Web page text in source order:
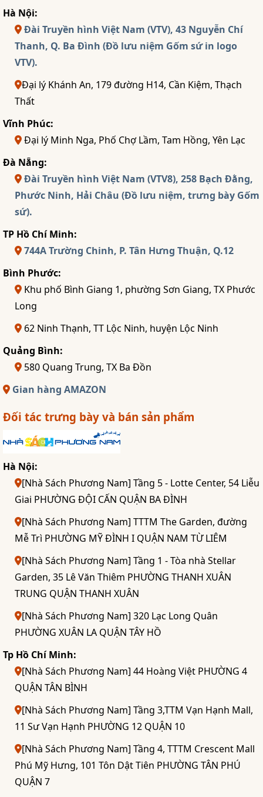
Hà Nội:
Đài Truyền hình Việt Nam (VTV), 43 Nguyễn Chí
Thanh, Q. Ba Đình (Đồ lưu niệm Gốm sứ in logo
VTV).
Đại lý Khánh An, 179 đường H14, Cần Kiệm, Thạch
Thất
Vĩnh Phúc:
Đại lý Minh Nga, Phố Chợ Lầm, Tam Hồng, Yên Lạc
Đà Nẵng:
Đài Truyền hình Việt Nam (VTV8), 258 Bạch Đằng,
Phước Ninh, Hải Châu (Đồ lưu niệm, trưng bày Gốm
sứ).
TP Hồ Chí Minh:
744A Trường Chinh, P. Tân Hưng Thuận, Q.12
Bình Phước:
Khu phố Bình Giang 1, phường Sơn Giang, TX Phước
Long
62 Ninh Thạnh, TT Lộc Ninh, huyện Lộc Ninh
Quảng Bình:
580 Quang Trung, TX Ba Đồn
Gian hàng AMAZON
Đối tác trưng bày và bán sản phẩm
Hà Nội:
[Nhà Sách Phương Nam] Tầng 5 - Lotte Center, 54 Liễu
Giai PHƯỜNG ĐỘI CẤN QUẬN BA ĐÌNH
[Nhà Sách Phương Nam] TTTM The Garden, đường
Mễ Trì PHƯỜNG MỸ ĐÌNH I QUẬN NAM TỪ LIÊM
[Nhà Sách Phương Nam] Tầng 1 - Tòa nhà Stellar
Garden, 35 Lê Văn Thiêm PHƯỜNG THANH XUÂN
TRUNG QUẬN THANH XUÂN
[Nhà Sách Phương Nam] 320 Lạc Long Quân
PHƯỜNG XUÂN LA QUẬN TÂY HỒ
Tp Hồ Chí Minh:
[Nhà Sách Phương Nam] 44 Hoàng Việt PHƯỜNG 4
QUẬN TÂN BÌNH
[Nhà Sách Phương Nam] Tầng 3,TTM Vạn Hạnh Mall,
11 Sư Vạn Hạnh PHƯỜNG 12 QUẬN 10
[Nhà Sách Phương Nam] Tầng 4, TTTM Crescent Mall
Phú Mỹ Hưng, 101 Tôn Dật Tiên PHƯỜNG TÂN PHÚ
QUẬN 7